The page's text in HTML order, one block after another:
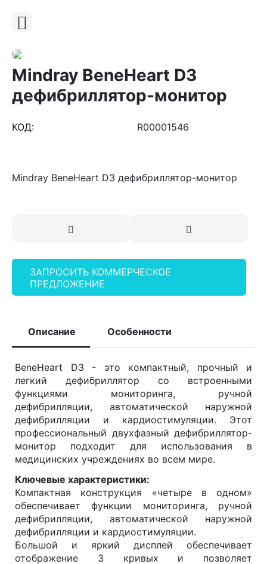
Mindray BeneHeart D3
дефибриллятор-монитор
КОД: R00001546
Mindray BeneHeart D3 дефибриллятор-монитор
ЗАПРОСИТЬ КОММЕРЧЕСКОЕ
ПРЕДЛОЖЕНИЕ
Описание Особенности
BeneHeart D3 - это компактный, прочный и
легкий дефибриллятор со встроенными
функциями мониторинга, ручной
дефибрилляции, автоматической наружной
дефибрилляции и кардиостимуляции. Этот
профессиональный двухфазный дефибриллятор-
монитор подходит для использования в
медицинских учреждениях во всем мире.
Ключевые характеристики:
Компактная конструкция «четыре в одном»
обеспечивает функции мониторинга, ручной
дефибрилляции, автоматической наружной
дефибрилляции и кардиостимуляции.
Большой и яркий дисплей обеспечивает
отображение 3 кривых и позволяет